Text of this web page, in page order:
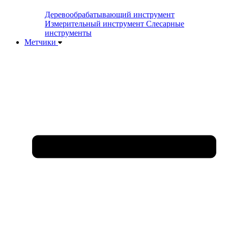
Деревообрабатывающий инструмент
Измерительный инструмент Слесарные
инструменты
Метчики